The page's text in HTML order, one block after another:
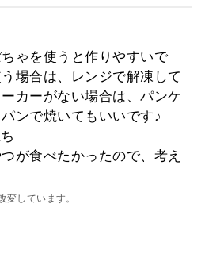
ゃを使うと作りやすいで
場合は、レンジで解凍して
カーがない場合は、パンケ
ンで焼いてもいいです♪
が食べたかったので、考え
しています。